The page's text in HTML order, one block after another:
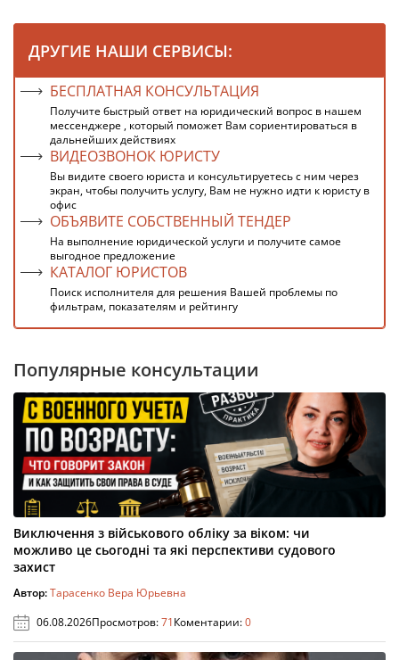
ДРУГИЕ НАШИ СЕРВИСЫ:
БЕСПЛАТНАЯ КОНСУЛЬТАЦИЯ
Получите быстрый ответ на юридический вопрос в нашем
мессенджере , который поможет Вам сориентироваться в
дальнейших действиях
ВИДЕОЗВОНОК ЮРИСТУ
Вы видите своего юриста и консультируетесь с ним через
экран, чтобы получить услугу, Вам не нужно идти к юристу в
офис
ОБЪЯВИТЕ СОБСТВЕННЫЙ ТЕНДЕР
На выполнение юридической услуги и получите самое
выгодное предложение
КАТАЛОГ ЮРИСТОВ
Поиск исполнителя для решения Вашей проблемы по
фильтрам, показателям и рейтингу
Популярные консультации
Виключення з військового обліку за віком: чи
можливо це сьогодні та які перспективи судового
захист
Автор:Тарасенко Вера Юрьевна
06.08.2026Просмотров:71Коментарии:0